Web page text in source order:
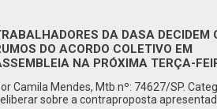
DA DASA DECIDEM
DO ACORDO COLETIVO EM
NA PRÓXIMA TERÇA-
Camila Mendes, Mtb nº: 74627/SP.
sobre a contraproposta